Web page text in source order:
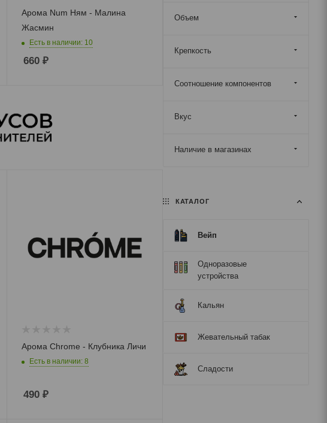
Арома Num Ням - Малина
Жасмин
Есть в наличии: 10
660 ₽
Арома Chrome - Клубника Личи
Есть в наличии: 8
490 ₽
Объем
Крепкость
Соотношение компонентов
Вкус
Наличие в магазинах
КАТАЛОГ
Вейп
Конструктор
Для Pod
Одноразовые
устройства
Кальян
Жевательный табак
Сладости